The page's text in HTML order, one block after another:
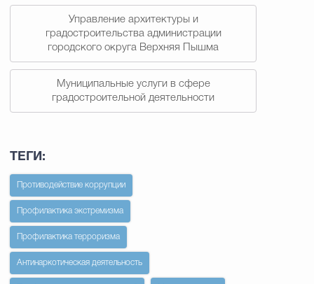
Управление архитектуры и
градостроительства администрации
городского округа Верхняя Пышма
Муниципальные услуги в сфере
градостроительной деятельности
ТЕГИ:
Противодействие коррупции
Профилактика экстремизма
Профилактика терроризма
Антинаркотическая деятельность